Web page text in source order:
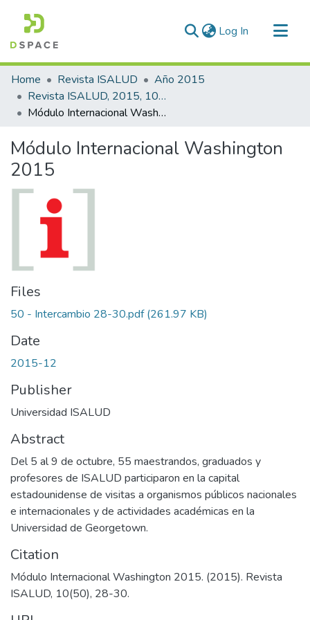
Log In (current)
Communities & Collections
All of DSpace
Statistics
Home Revista ISALUD
Año 2015
Revista ISALUD, 2015, 10(50)
Módulo Internacional Washington 2015
Módulo Internacional Washington
2015
Files
50 - Intercambio 28-30.pdf(261.97 KB)
Date
2015-12
Publisher
Universidad ISALUD
Abstract
Del 5 al 9 de octubre, 55 maestrandos, graduados y
profesores de ISALUD participaron en la capital
estadounidense de visitas a organismos públicos nacionales
e internacionales y de actividades académicas en la
Universidad de Georgetown.
Citation
Módulo Internacional Washington 2015. (2015). Revista
ISALUD, 10(50), 28-30.